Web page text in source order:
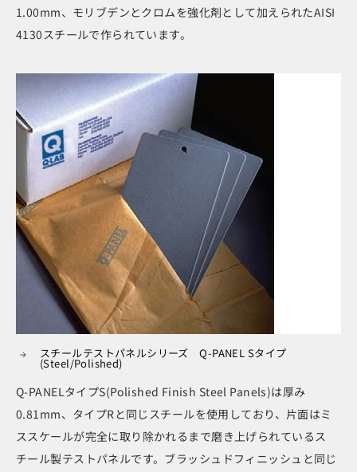
1.00mm、モリブデンとクロムを強化剤として加えられたAISI
4130スチールで作られています。
スチールテストパネルシリーズ Q-PANEL Sタイプ
(Steel/Polished)
Q-PANELタイプS(Polished Finish Steel Panels)は厚み
0.81mm、タイプRと同じスチールを使用しており、片面はミ
ススケールが完全に取り除かれるまで磨き上げられているス
チール製テストパネルです。ブラッシュドフィニッシュと同じ